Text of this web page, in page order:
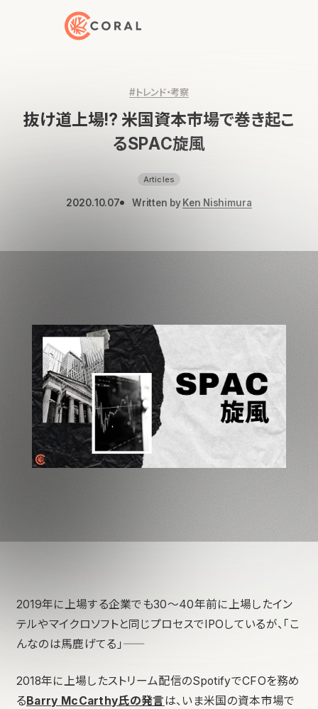
トップページへ戻る
#トレンド・考察
抜け道上場!? 米国資本市場で巻き起こ
るSPAC旋風
Articles
2020.10.07 Written by Ken Nishimura
2019年に上場する企業でも30〜40年前に上場したイン
テルやマイクロソフトと同じプロセスでIPOしているが、「こ
んなのは馬鹿げてる」――
2018年に上場したストリーム配信のSpotifyでCFOを務め
る Barry McCarthy氏の発言は、いま米国の資本市場で